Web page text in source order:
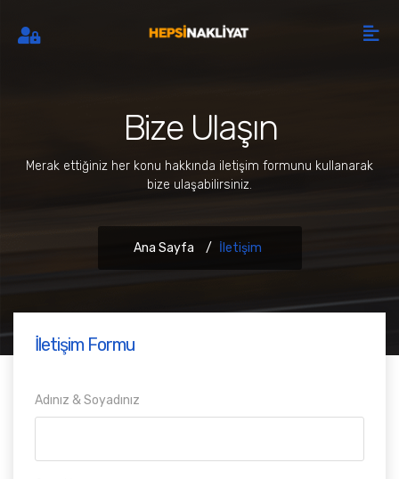
Bize Ulaşın
Merak ettiğiniz her konu hakkında iletişim formunu kullanarak
bize ulaşabilirsiniz.
Ana Sayfa İletişim
İletişim Formu
Adınız & Soyadınız